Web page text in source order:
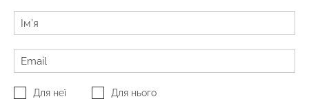
Для неї Для нього